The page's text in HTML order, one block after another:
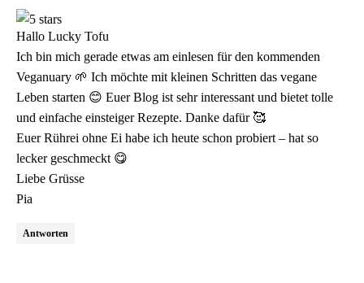
Hallo Lucky Tofu
Ich bin mich gerade etwas am einlesen für den kommenden
Veganuary 🌱 Ich möchte mit kleinen Schritten das vegane
Leben starten 😊 Euer Blog ist sehr interessant und bietet tolle
und einfache einsteiger Rezepte. Danke dafür 🥰
Euer Rührei ohne Ei habe ich heute schon probiert – hat so
lecker geschmeckt 😋
Liebe Grüsse
Pia
Antworten